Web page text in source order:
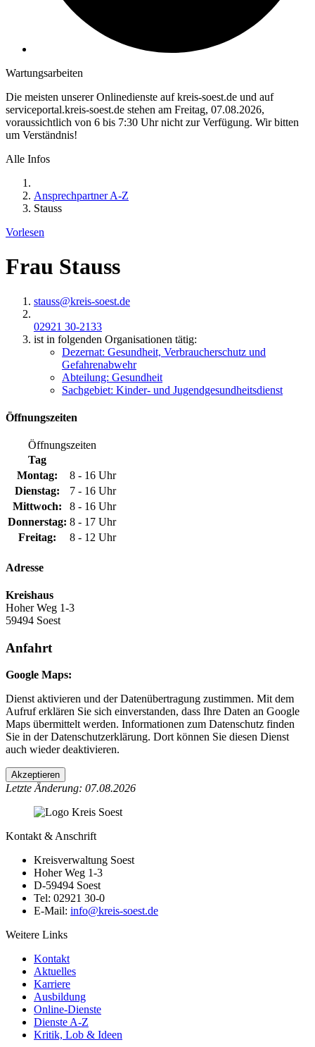
Wartungsarbeiten
Die meisten unserer Onlinedienste auf kreis-soest.de und auf
serviceportal.kreis-soest.de stehen am Freitag, 07.08.2026,
voraussichtlich von 6 bis 7:30 Uhr nicht zur Verfügung. Wir bitten
um Verständnis!
Alle Infos
Ansprechpartner A-Z
Stauss
Vorlesen
Frau Stauss
stauss@​kreis-soest.de
02921 30-2133
ist in folgenden Organisationen tätig:
Dezernat: Gesundheit, Verbraucherschutz und
Gefahrenabwehr
Abteilung: Gesundheit
Sachgebiet: Kinder- und Jugendgesundheitsdienst
Öffnungszeiten
Öffnungszeiten
Tag
Montag:
8 - 16 Uhr
Dienstag:
7 - 16 Uhr
Mittwoch:
8 - 16 Uhr
Donnerstag: 8 - 17 Uhr
Freitag:
8 - 12 Uhr
Adresse
Kreishaus
Hoher Weg 1-3
59494 Soest
Anfahrt
Google Maps:
Dienst aktivieren und der Datenübertragung zustimmen. Mit dem
Aufruf erklären Sie sich einverstanden, dass Ihre Daten an Google
Maps übermittelt werden. Informationen zum Datenschutz finden
Sie in der Datenschutzerklärung. Dort können Sie diesen Dienst
auch wieder deaktivieren.
Akzeptieren
Letzte Änderung: 07.08.2026
Kontakt & Anschrift
Kreisverwaltung Soest
Hoher Weg 1-3
D-59494 Soest
Tel: 02921 30-0
E-Mail: info@​kreis-soest.de
Weitere Links
Kontakt
Aktuelles
Karriere
Ausbildung
Online-Dienste
Dienste A-Z
Kritik, Lob & Ideen